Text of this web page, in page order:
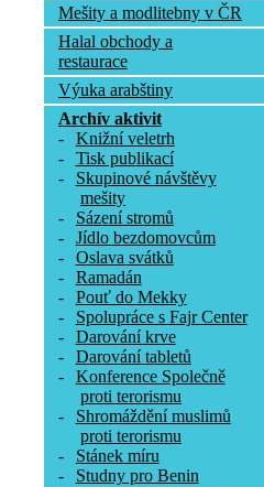
Mešity a modlitebny v ČR
Halal obchody a
restaurace
Výuka arabštiny
Archív aktivit
-
Knižní veletrh
-
Tisk publikací
-
Skupinové návštěvy
mešity
-
Sázení stromů
-
Jídlo bezdomovcům
-
Oslava svátků
-
Ramadán
-
Pouť do Mekky
-
Spolupráce s Fajr Center
-
Darování krve
-
Darování tabletů
-
Konference Společně
proti terorismu
-
Shromáždění muslimů
proti terorismu
-
Stánek míru
-
Studny pro Benin